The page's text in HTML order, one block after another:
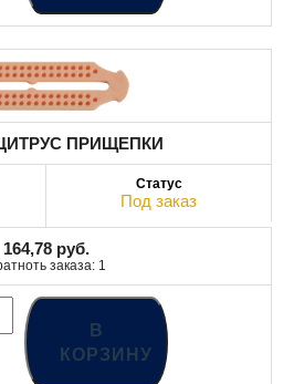
ЦИТРУС ПРИЩЕПКИ
Под заказ
164,78 руб.
заказа: 1
В
КОРЗИНУ